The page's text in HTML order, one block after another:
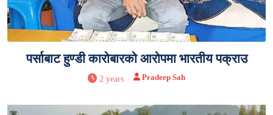
पर्साबाट हुण्डी कारोबारको आरोपमा भारतीय पक्राउ
2 years Pradeep Sah